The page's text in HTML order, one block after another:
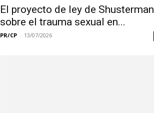
El proyecto de ley de Shusterman
sobre el trauma sexual en...
PR/CP - 13/07/2026